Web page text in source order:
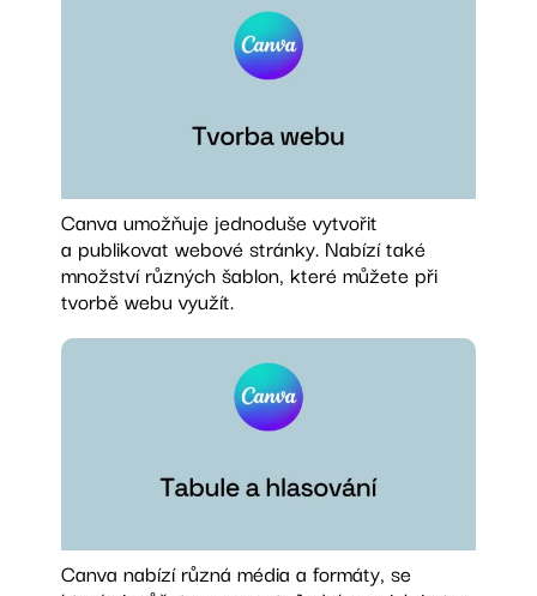
Canva umožňuje jednoduše vytvořit
a publikovat webové stránky. Nabízí také
množství různých šablon, které můžete při
tvorbě webu využít.
Canva nabízí různá média a formáty, se